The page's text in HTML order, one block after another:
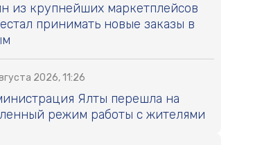
из крупнейших маркетплейсов
принимать новые заказы в
2026, 11:26
Ялты перешла на
режим работы с жителями